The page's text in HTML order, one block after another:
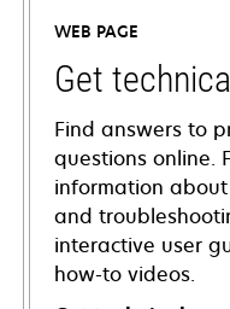
WEB PAGE
Get
Find answers to
questions online.
information
and
interactive user
how-to videos.